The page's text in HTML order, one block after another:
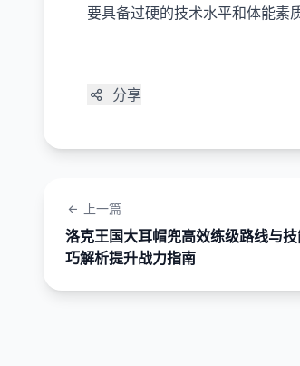
要具备过硬的技术水平和体能素
分享
上一篇
洛克王国大耳帽兜高效练级路线与
巧解析提升战力指南